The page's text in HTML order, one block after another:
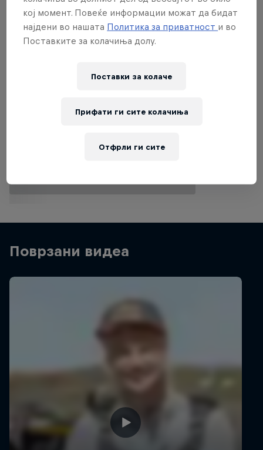
Поврзани видеа
кој момент. Повеќе информации можат да бидат
најдени во нашата Политика за приватност и во
Поставките за колачиња долу.
Поставки за колачe
Отфрли ги сите
Прифати ги сите колачиња